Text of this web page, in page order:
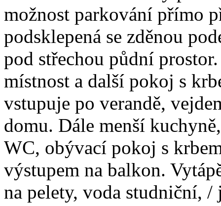
možnost parkování přímo
podsklepená se zděnou
pod střechou půdní
místnost a další pokoj s
vstupuje po verandě,
domu. Dále menší
WC, obývací pokoj s
výstupem na balkon.
na pelety, voda studniční, /